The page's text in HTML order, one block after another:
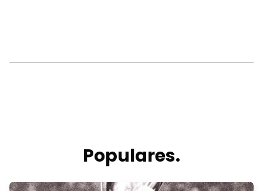
Populares.